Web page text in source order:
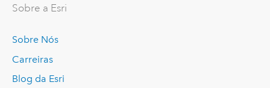
Sobre a Esri
Sobre Nós
Carreiras
Blog da Esri